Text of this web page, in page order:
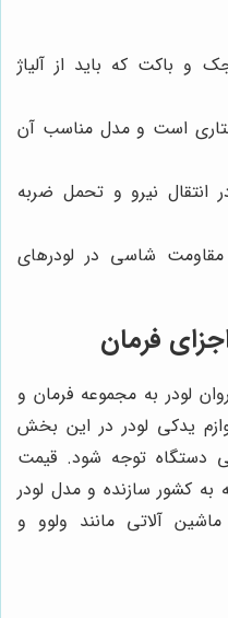
و باکت که باید از آلیاژ
است و مدل مناسب آن
نیرو و تحمل ضربه
شاسی در لودرهای
فرمان
لودر به مجموعه فرمان و
یدکی لودر در این بخش
دستگاه توجه شود. قیمت
کشور سازنده و مدل لودر
آلاتی مانند ولوو و